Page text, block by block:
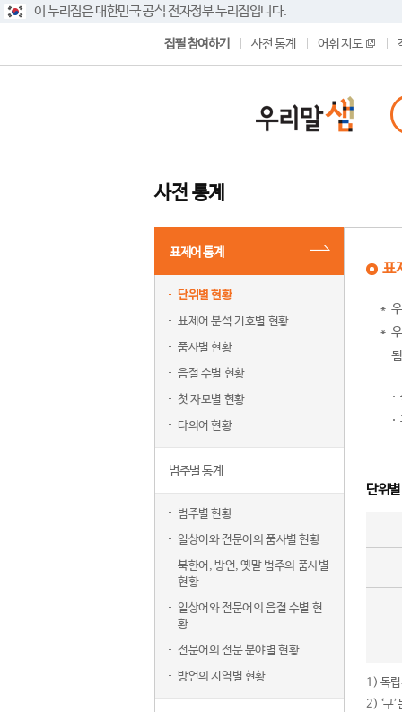
이 누리집은 대한민국 공식 전자정부 누리집입니다.
집필 참여하기 사전 통계 어휘 지도
사전 통계
표제어 통계
단위별 현황
표제어 분석 기호별 현황
품사별 현황
음절 수별 현황
첫 자모별 현황
다의어 현황
범주별 통계
범주별 현황
일상어와 전문어의 품사별 현황
북한어, 방언, 옛말 범주의 품사별
현황
일상어와 전문어의 음절 수별 현
황
전문어의 전문 분야별 현황
방언의 지역별 현황
표
단위
1) 독립
2) ‘구